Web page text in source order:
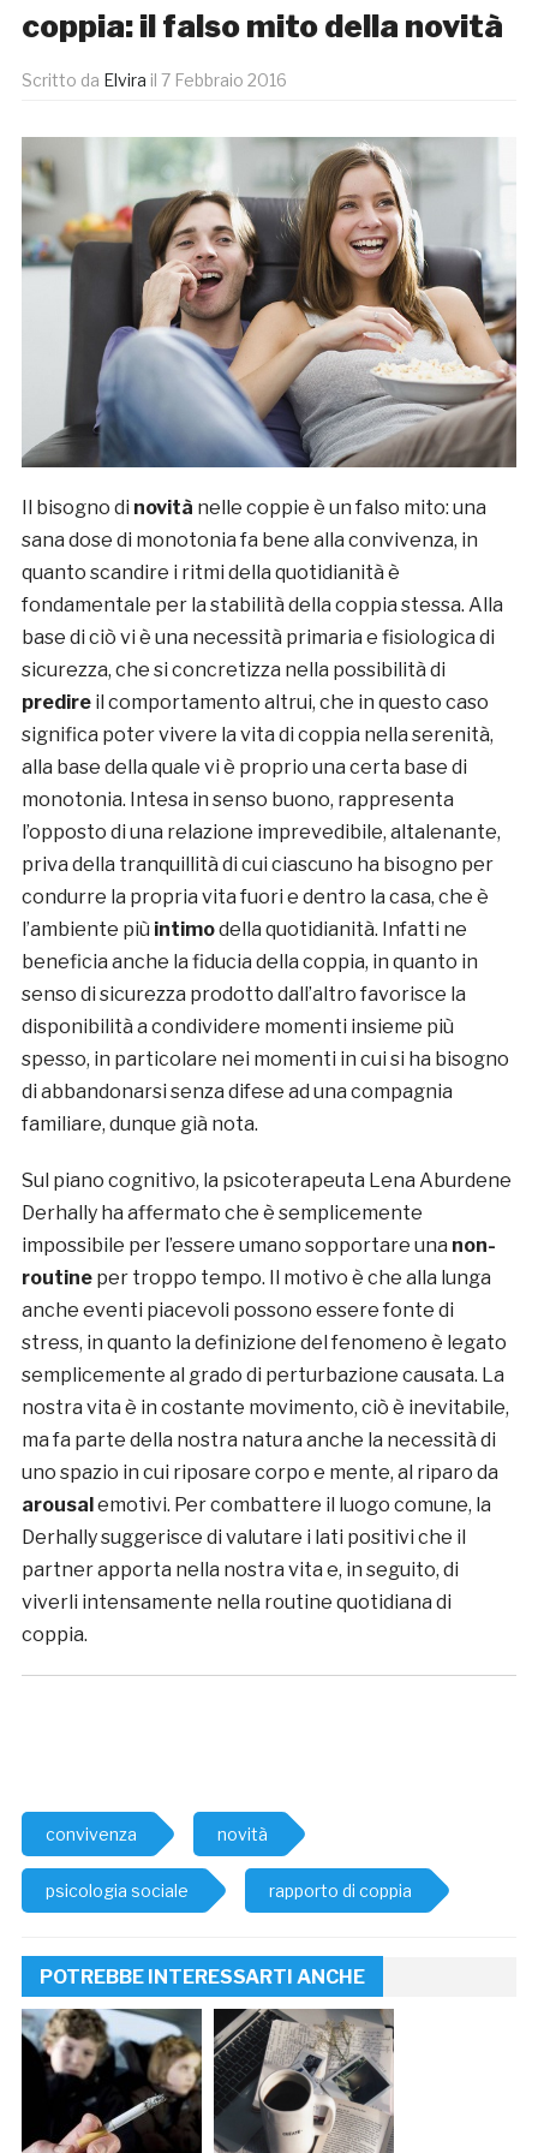
coppia: il falso mito della novità
Scritto da Elvira il 7 Febbraio 2016
Il bisogno di novità nelle coppie è un falso mito: una
sana dose di monotonia fa bene alla convivenza, in
quanto scandire i ritmi della quotidianità è
fondamentale per la stabilità della coppia stessa. Alla
base di ciò vi è una necessità primaria e fisiologica di
sicurezza, che si concretizza nella possibilità di
predireil comportamento altrui, che in questo caso
significa poter vivere la vita di coppia nella serenità,
alla base della quale vi è proprio una certa base di
monotonia. Intesa in senso buono, rappresenta
l’opposto di una relazione imprevedibile, altalenante,
priva della tranquillità di cui ciascuno ha bisogno per
condurre la propria vita fuori e dentro la casa, che è
l’ambiente più intimodella quotidianità. Infatti ne
beneficia anche la fiducia della coppia, in quanto in
senso di sicurezza prodotto dall’altro favorisce la
disponibilità a condividere momenti insieme più
spesso, in particolare nei momenti in cui si ha bisogno
di abbandonarsi senza difese ad una compagnia
familiare, dunque già nota.
Sul piano cognitivo, la psicoterapeuta Lena Aburdene
Derhally ha affermato che è semplicemente
impossibile per l’essere umano sopportare una non-
routineper troppo tempo. Il motivo è che alla lunga
anche eventi piacevoli possono essere fonte di
stress, in quanto la definizione del fenomeno è legato
semplicemente al grado di perturbazione causata. La
nostra vita è in costante movimento, ciò è inevitabile,
ma fa parte della nostra natura anche la necessità di
uno spazio in cui riposare corpo e mente, al riparo da
arousalemotivi. Per combattere il luogo comune, la
Derhally suggerisce di valutare i lati positivi che il
partner apporta nella nostra vita e, in seguito, di
viverli intensamente nella routine quotidiana di
coppia.
convivenza novità
psicologia sociale rapporto di coppia
POTREBBE INTERESSARTI ANCHE